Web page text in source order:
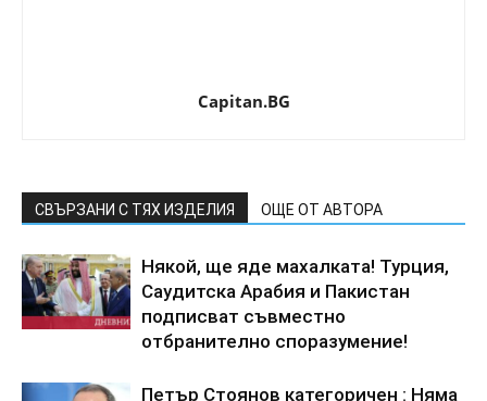
Capitan.BG
СВЪРЗАНИ С ТЯХ ИЗДЕЛИЯ ОЩЕ ОТ АВТОРА
Някой, ще яде махалката! Турция,
Саудитска Арабия и Пакистан
подписват съвместно
отбранително споразумение!
Петър Стоянов категоричен : Няма